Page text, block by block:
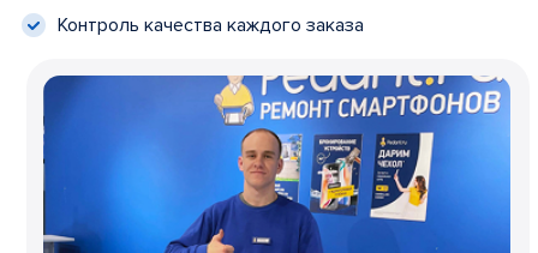
Контроль качества каждого заказа